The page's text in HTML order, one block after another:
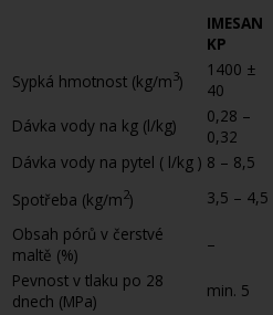
IMESAN
KP
Sypká hmotnost (kg/m3)
1400 ±
40
Dávka vody na kg (l/kg)
0,28 –
0,32
Dávka vody na pytel ( l/kg ) 8 – 8,5
Spotřeba (kg/m2) 3,5 – 4,5
Obsah pórů v čerstvé
maltě (%)
–
Pevnost v tlaku po 28
dnech (MPa)
min. 5